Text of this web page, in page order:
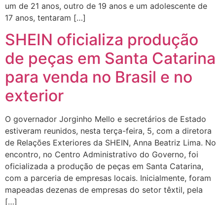
um de 21 anos, outro de 19 anos e um adolescente de
17 anos, tentaram […]
SHEIN oficializa produção
de peças em Santa Catarina
para venda no Brasil e no
exterior
O governador Jorginho Mello e secretários de Estado
estiveram reunidos, nesta terça-feira, 5, com a diretora
de Relações Exteriores da SHEIN, Anna Beatriz Lima. No
encontro, no Centro Administrativo do Governo, foi
oficializada a produção de peças em Santa Catarina,
com a parceria de empresas locais. Inicialmente, foram
mapeadas dezenas de empresas do setor têxtil, pela
[…]